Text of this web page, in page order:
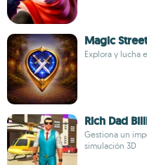
Magic
Explora y lucha
Rich Dad
Gestiona un
simulación 3D